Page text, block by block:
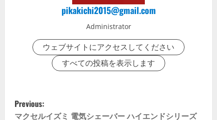
pikakichi2015@gmail.com
Administrator
ウェブサイトにアクセスしてください
すべての投稿を表示します
P
Previous:
マクセルイズミ 電気シェーバー ハイエンドシリーズ